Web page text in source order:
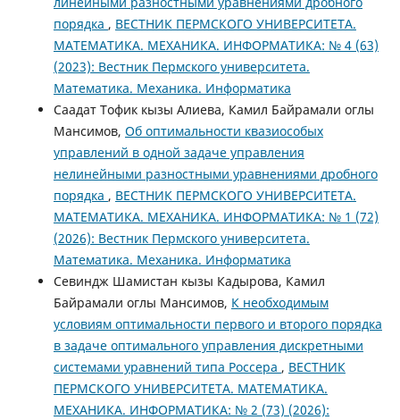
порядка , ВЕСТНИК ПЕРМСКОГО УНИВЕРСИТЕТА.
МАТЕМАТИКА. МЕХАНИКА. ИНФОРМАТИКА: № 4 (63)
(2023): Вестник Пермского университета.
Математика. Механика. Информатика
Саадат Тофик кызы Алиева, Камил Байрамали оглы
Мансимов, Об оптимальности квазиособых
управлений в одной задаче управления
нелинейными разностными уравнениями дробного
порядка , ВЕСТНИК ПЕРМСКОГО УНИВЕРСИТЕТА.
МАТЕМАТИКА. МЕХАНИКА. ИНФОРМАТИКА: № 1 (72)
(2026): Вестник Пермского университета.
Математика. Механика. Информатика
Севиндж Шамистан кызы Кадырова, Камил
Байрамали оглы Мансимов, К необходимым
условиям оптимальности первого и второго порядка
в задаче оптимального управления дискретными
системами уравнений типа Россера , ВЕСТНИК
ПЕРМСКОГО УНИВЕРСИТЕТА. МАТЕМАТИКА.
МЕХАНИКА. ИНФОРМАТИКА: № 2 (73) (2026):